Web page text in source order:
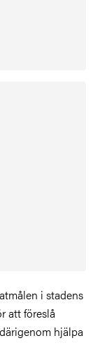
i stadens
att föreslå
hjälpa